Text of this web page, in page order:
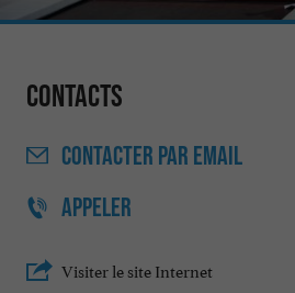
Contacts
CONTACTER PAR EMAIL
APPELER
Visiter le site Internet